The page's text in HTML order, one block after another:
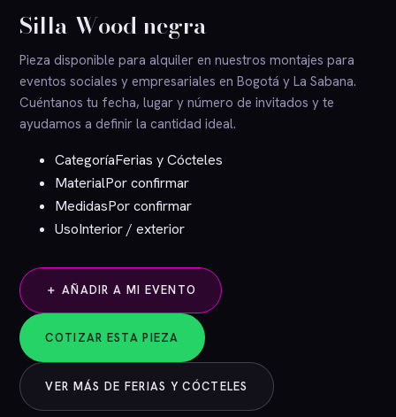
Silla Wood negra
Pieza disponible para alquiler en nuestros montajes para
eventos sociales y empresariales en Bogotá y La Sabana.
Cuéntanos tu fecha, lugar y número de invitados y te
ayudamos a definir la cantidad ideal.
CategoríaFerias y Cócteles
MaterialPor confirmar
MedidasPor confirmar
UsoInterior / exterior
＋ AÑADIR A MI EVENTO
COTIZAR ESTA PIEZA
VER MÁS DE FERIAS Y CÓCTELES